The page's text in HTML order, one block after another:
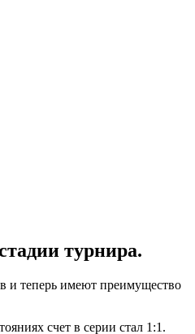
турнира.
и теперь имеют преимущество
счет в серии стал 1:1.